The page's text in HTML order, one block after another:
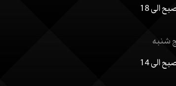
شنبه